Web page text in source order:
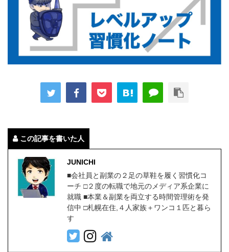
この記事を書いた人
JUNICHI
■会社員と副業の２足の草鞋を履く習慣化コ
ーチ □２度の転職で地元のメディア系企業に
就職 ■本業＆副業を両立する時間管理術を発
信中 □札幌在住,４人家族＋ワンコ１匹と暮ら
す